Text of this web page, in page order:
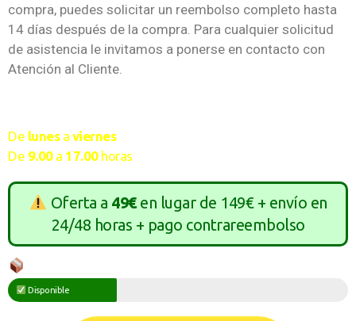
compra, puedes solicitar un reembolso completo hasta
14 días después de la compra. Para cualquier solicitud
de asistencia le invitamos a ponerse en contacto con
Atención al Cliente.
De lunesa viernes
De 9.00a 17.00horas
Oferta a 49€en lugar de 149€ + envío en
24/48 horas + pago contrareembolso
Disponible